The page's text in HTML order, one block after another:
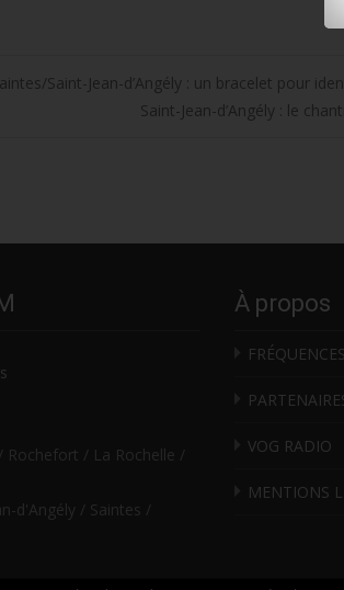
Saint-Jean-d’Angély : un bracelet pour
Saint-Jean-d’Angély : le
Rochefort / La Rochelle /
d'Angély / Saintes /
À propos
FRÉQUENCES
VOG RADIO
MENTIONS